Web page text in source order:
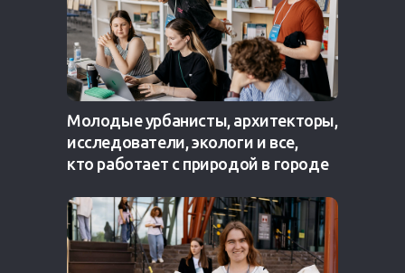
Молодые урбанисты, архитекторы,
исследователи, экологи и все,
кто работает с природой в городе